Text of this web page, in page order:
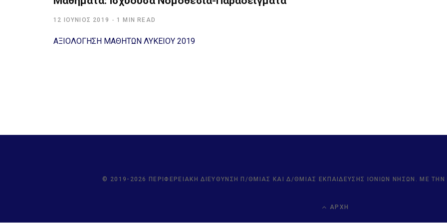
12 ΙΟΎΝΙΟΣ 2019 1 MIN READ
ΑΞΙΟΛΟΓΗΣΗ ΜΑΘΗΤΩΝ ΛΥΚΕΙΟΥ 2019
© 2019-2026 ΠΕΡΙΦΕΡΕΙΑΚΉ ΔΙΕΎΘΥΝΣΗ Π/ΘΜΙΑΣ ΚΑΙ Δ/ΘΜΙΑΣ ΕΚΠΑΊΔΕΥΣΗΣ ΙΟΝΊΩΝ ΝΉΣΩΝ. ΜΕ
ΑΡΧΉ